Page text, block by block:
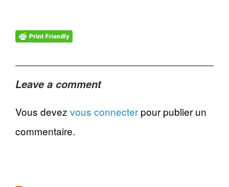
Leave a comment
Vous devez vous connecter pour publier un
commentaire.